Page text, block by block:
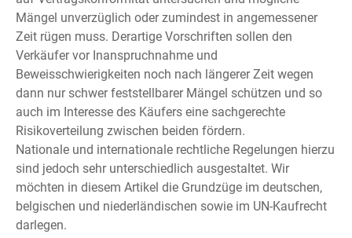
Mängel unverzüglich oder zumindest in angemessener
Zeit rügen muss. Derartige Vorschriften sollen den
Verkäufer vor Inanspruchnahme und
Beweisschwierigkeiten noch nach längerer Zeit wegen
dann nur schwer feststellbarer Mängel schützen und so
auch im Interesse des Käufers eine sachgerechte
Risikoverteilung zwischen beiden fördern.
Nationale und internationale rechtliche Regelungen hierzu
sind jedoch sehr unterschiedlich ausgestaltet. Wir
möchten in diesem Artikel die Grundzüge im deutschen,
belgischen und niederländischen sowie im UN-Kaufrecht
darlegen.